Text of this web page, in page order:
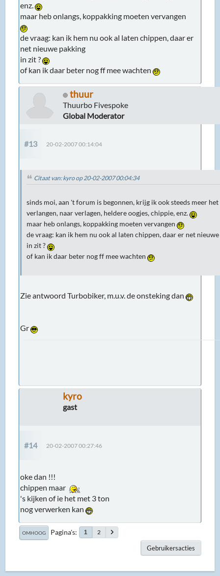
enz.
maar heb onlangs, koppakking moeten vervangen
de vraag: kan ik hem nu ook al laten chippen, daar er
net nieuwe pakking
in zit ?
of kan ik daar beter nog ff mee wachten
thuur
Thuurbo Fivespoke
Global Moderator
#13 20-02-2007 00:14:04
Citaat van: kyro op 20-02-2007 00:04:34
sinds moi, aan 't forum is begonnen, krijg ik ook steeds meer het
verlangen, naar verlagen, heldere oogjes, chippie, enz.
maar heb onlangs, koppakking moeten vervangen
de vraag: kan ik hem nu ook al laten chippen, daar er net
in zit ?
of kan ik daar beter nog ff mee wachten
Zie antwoord Turbobiker, m.u.v. de onsteking dan
Gr
kyro
gast
#14 20-02-2007 00:27:46
oke dan !!!
chippen maar
's kijken of ie het met 3 ton
nog verwerken kan
OMHOOG Pagina's 1 2
Gebruikersacties